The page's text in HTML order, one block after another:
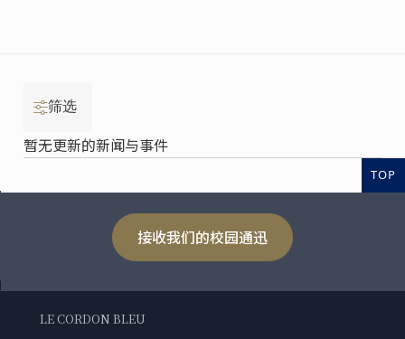
筛选
暂无更新的新闻与事件
TOP
接收我们的校园通迅
LE CORDON BLEU